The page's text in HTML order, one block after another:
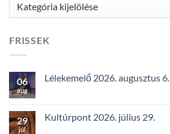
FRISSEK
06
aug
Lélekemelő 2026. augusztus 6.
29
júl
Kultúrpont 2026. július 29.